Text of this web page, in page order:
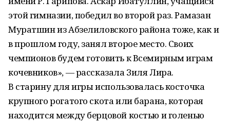
этой гимназии, победил во второй раз. Рамазан
Муратшин из Абзелиловского района тоже, как и
в прошлом году, занял второе место. Своих
чемпионов будем готовить к Всемирным играм
кочевников», — рассказала Зиля Лира.
В старину для игры использовалась косточка
крупного рогатого скота или барана, которая
находится между берцовой костью и голенью